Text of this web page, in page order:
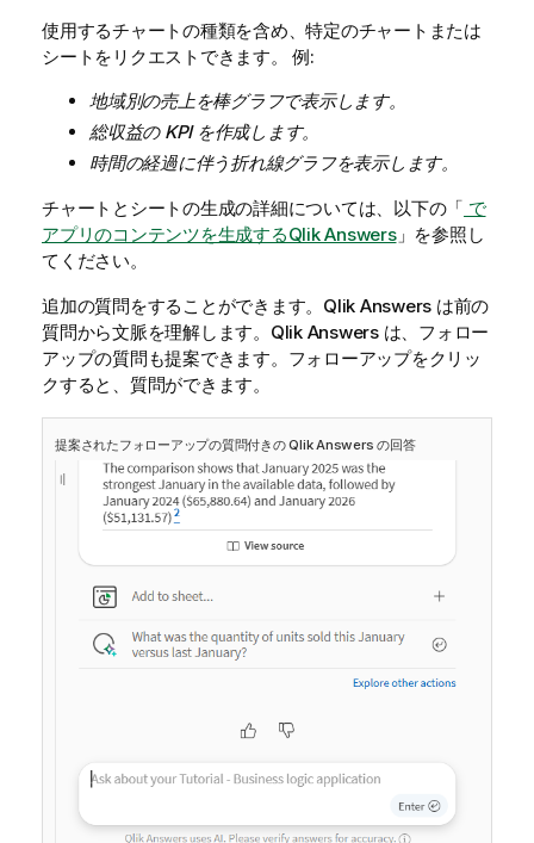
使用するチャートの種類を含め、特定のチャートまたは
シートをリクエストできます。 例:
地域別の売上を棒グラフで表示します。
総収益の KPI を作成します。
時間の経過に伴う折れ線グラフを表示します。
チャートとシートの生成の詳細については、以下の「 で
アプリのコンテンツを生成するQlik Answers」を参照し
てください。
追加の質問をすることができます。 Qlik Answers は前の
質問から文脈を理解します。 Qlik Answersは、フォロー
アップの質問も提案できます。フォローアップをクリッ
クすると、質問ができます。
提案されたフォローアップの質問付きのQlik Answers の回答